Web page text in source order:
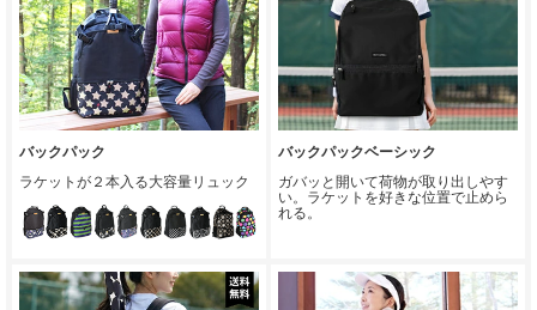
バックパック
ラケットが２本入る大容量リュック
バックパックベーシック
ガバッと開いて荷物が取り出しやす
い。ラケットを好きな位置で止めら
れる。